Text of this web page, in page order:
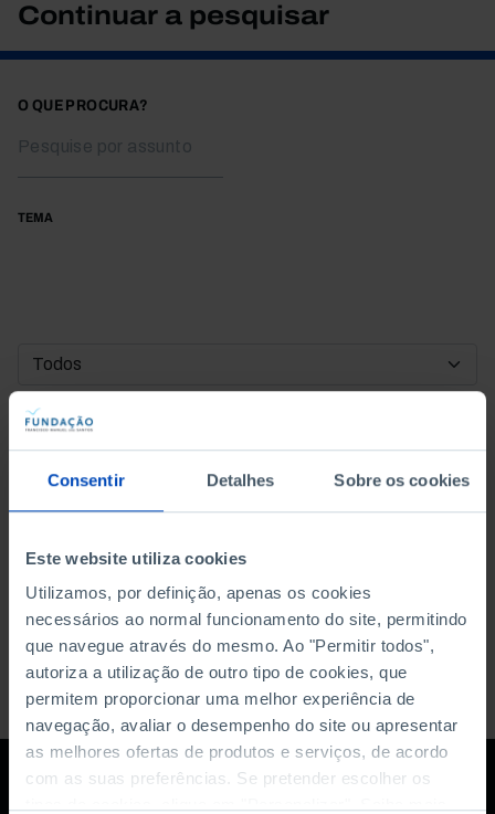
Consentir Detalhes Sobre os cookies
Este website utiliza cookies
Utilizamos, por definição, apenas os cookies
necessários ao normal funcionamento do site, permitindo
que navegue através do mesmo. Ao "Permitir todos",
autoriza a utilização de outro tipo de cookies, que
permitem proporcionar uma melhor experiência de
navegação, avaliar o desempenho do site ou apresentar
as melhores ofertas de produtos e serviços, de acordo
com as suas preferências. Se pretender escolher os
Continuar a pesquisar
O QUE PROCURA?
TEMA
DATA DE INÍCIO
DATA DE FIM